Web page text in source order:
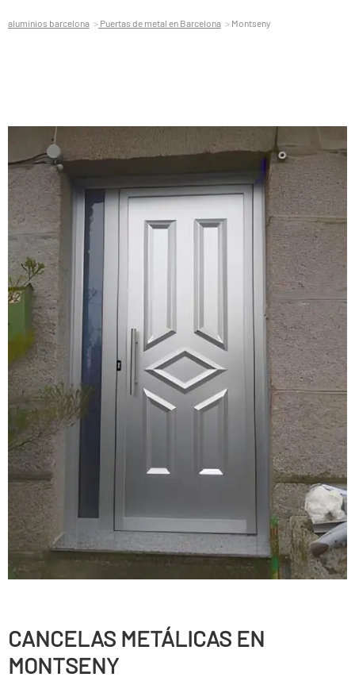
aluminios barcelona Puertas de metal en Barcelona Montseny
CANCELAS METÁLICAS EN
MONTSENY